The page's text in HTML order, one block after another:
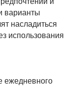
варианты
насладиться
использования
ежедневного